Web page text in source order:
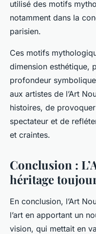
utilisé des motifs
notamment dans la
parisien.
Ces motifs
dimension esthétique,
profondeur
aux artistes de l’Art
histoires, de
spectateur et de
et craintes.
Conclusion :
héritage
En conclusion, l’Art
l’art en apportant un
vision, qui mettait en